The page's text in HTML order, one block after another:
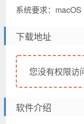
系统要求：
下载地址
您没有权限访
软件介绍